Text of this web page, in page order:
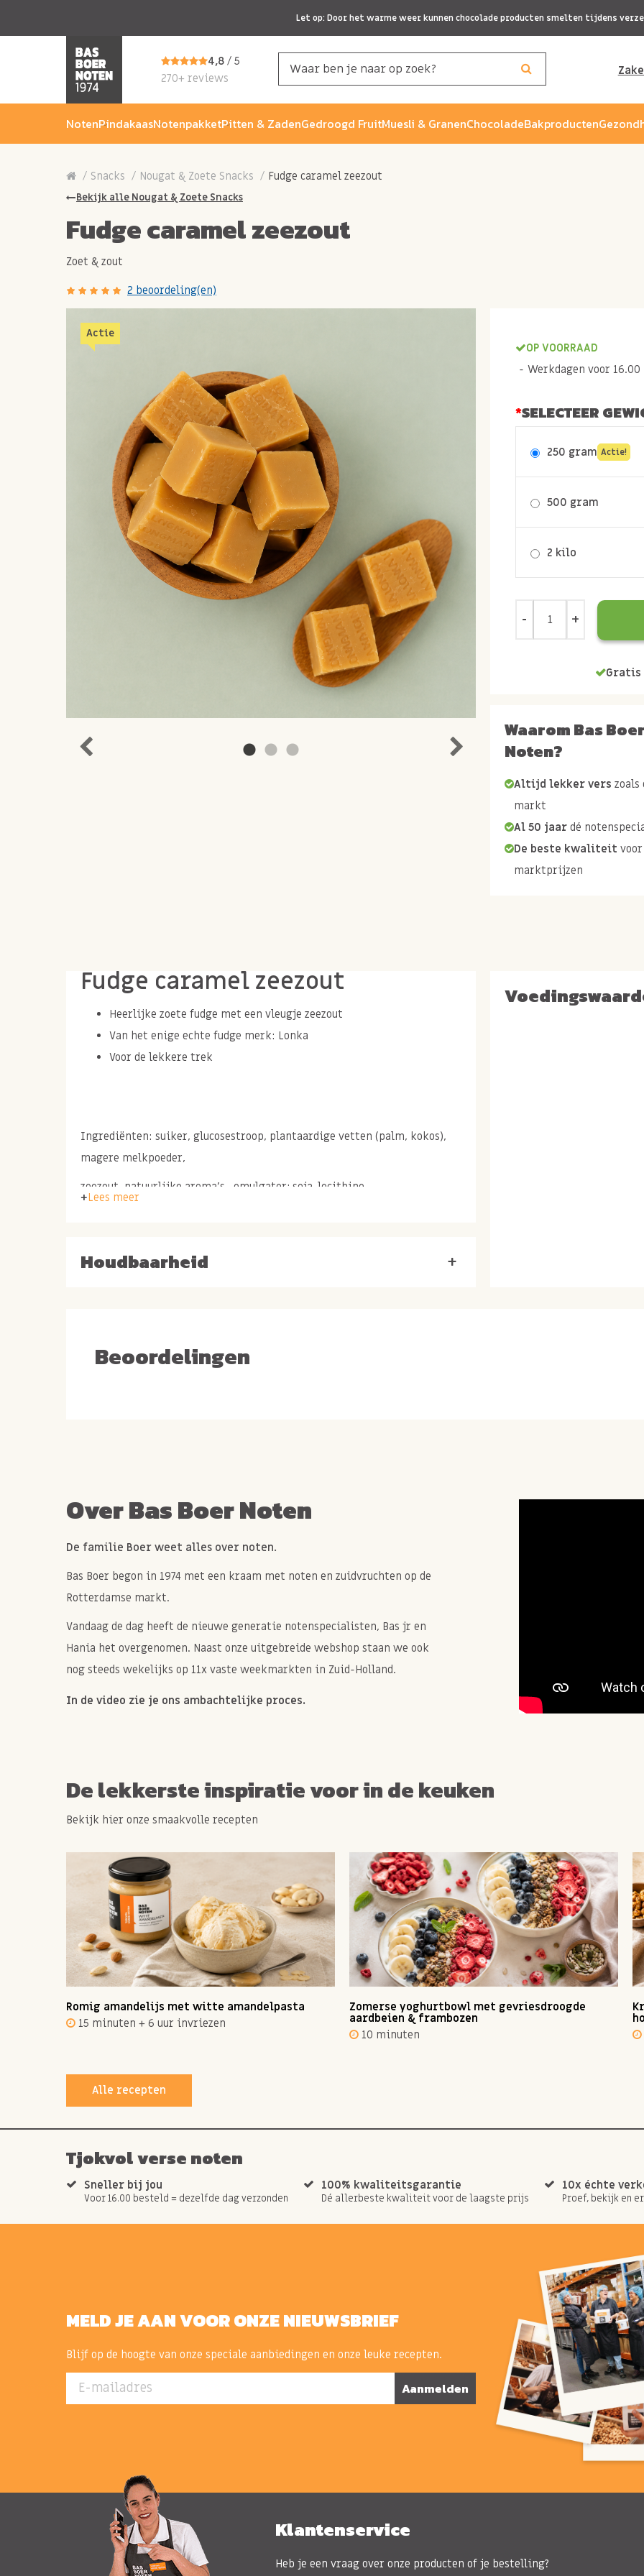
Let op: Door het warme weer kunnen chocolade producten smelten tijdens
4,8/ 5
270+ reviews
NotenPindakaasNotenpakketPitten & ZadenGedroogd FruitMuesli & GranenChocoladeBakproducten
Snacks Nougat & Zoete Snacks Fudge caramel zeezout
Bekijk alle Nougat & Zoete Snacks
Fudge caramel zeezout
Zoet & zout
2 beoordeling(en)
Actie
OP VOORRAAD
Werkdagen voor
SELECTEER
250 gram Actie!
500 gram
2 kilo
Gratis
Waarom Bas
Noten?
Altijd lekker vers zoals
markt
Al 50 jaar dé
De beste kwaliteit voor
marktprijzen
Fudge caramel zeezout
Heerlijke zoete fudge met een vleugje zeezout
Van het enige echte fudge merk: Lonka
Voor de lekkere trek
Ingrediënten: suiker, glucosestroop, plantaardige vetten (palm, kokos),
magere melkpoeder,
zeezout, natuurlijke aroma's, emulgator; soja-lecithine.
Lees meer
Houdbaarheid +
Beoordelingen
Over Bas Boer Noten
De familie Boer weet alles over noten.
Bas Boer begon in 1974 met een kraam met noten en zuidvruchten op de
Rotterdamse markt.
Vandaag de dag heeft de nieuwe generatie notenspecialisten, Bas jr en
Hania het overgenomen. Naast onze uitgebreide webshop staan we ook
nog steeds wekelijks op 11x vaste weekmarkten in Zuid-Holland.
In de video zie je ons ambachtelijke proces.
De lekkerste inspiratie voor in de keuken
Bekijk hier onze smaakvolle recepten
Romig amandelijs met witte amandelpasta
15 minuten + 6 uur invriezen
Zomerse yoghurtbowl met gevriesdroogde
aardbeien & frambozen
10 minuten
Alle recepten
Tjokvol verse noten
Sneller bij jou
Voor 16.00 besteld = dezelfde dag verzonden
100% kwaliteitsgarantie
Dé allerbeste kwaliteit voor de laagste prijs
10x échte
Proef, bekijk en
MELD JE AAN VOOR ONZE NIEUWSBRIEF
Blijf op de hoogte van onze speciale aanbiedingen en onze leuke recepten.
E-mailadres Aanmelden
Klantenservice
Heb je een vraag over onze producten of je bestelling?